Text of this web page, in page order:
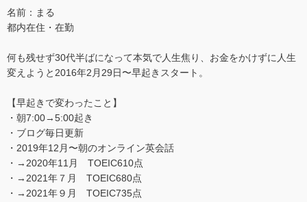
名前：まる
都内在住・在勤
何も残せず30代半ばになって本気で人生焦り、お金をかけずに人生
変えようと2016年2月29日〜早起きスタート。
【早起きで変わったこと】
・朝7:00→5:00起き
・ブログ毎日更新
・2019年12月〜朝のオンライン英会話
・→2020年11月 TOEIC610点
・→2021年７月 TOEIC680点
・→2021年９月 TOEIC735点